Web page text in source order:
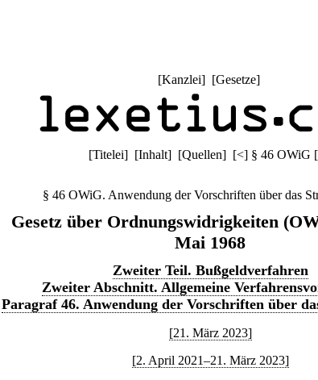
[Kanzlei] [Gesetze]
[Titelei] [Inhalt] [Quellen] [<] § 46 OWiG [
§ 46 OWiG. Anwendung der Vorschriften über das
Gesetz über Ordnungswidrigkeiten
Mai 1968
Zweiter Teil. Bußgeldverfahren
Zweiter Abschnitt. Allgemeine
Paragraf 46. Anwendung der Vorschriften über
[21. März 2023]
[2. April 2021–21. März 2023]